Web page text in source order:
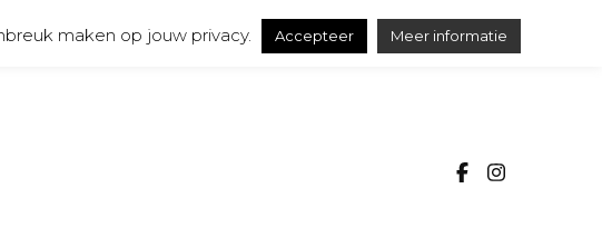
maken op jouw privacy. Accepteer Meer informatie